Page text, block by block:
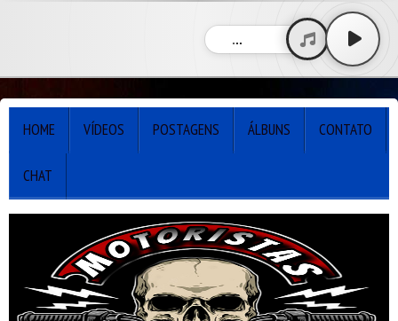
...
HOME VÍDEOS POSTAGENS ÁLBUNS CONTATO
CHAT